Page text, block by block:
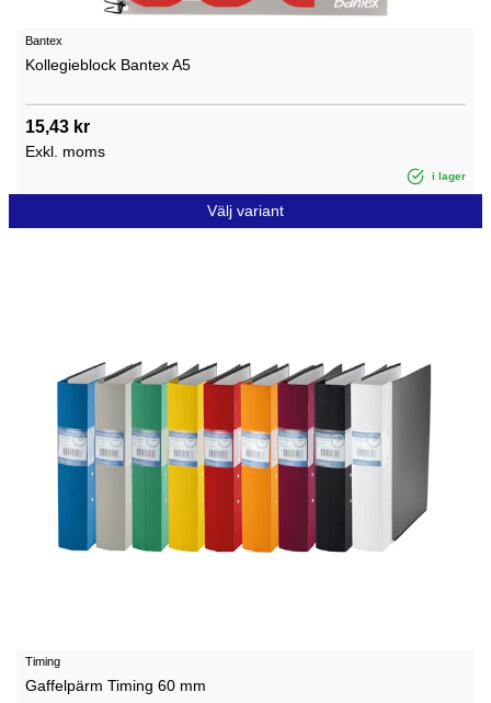
Bantex
Kollegieblock Bantex A5
15,43 kr
Exkl. moms
i lager
Välj variant
Timing
Gaffelpärm Timing 60 mm